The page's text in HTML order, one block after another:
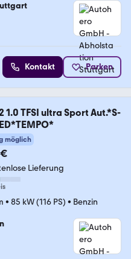
Kontakt Parken
1.0 TFSI ultra Sport Aut.*S-
möglich
Lieferung
• 85 kW (116 PS) • Benzin